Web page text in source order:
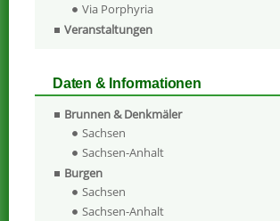
Via Porphyria
Veranstaltungen
Daten & Informationen
Brunnen & Denkmäler
Sachsen
Sachsen-Anhalt
Burgen
Sachsen
Sachsen-Anhalt